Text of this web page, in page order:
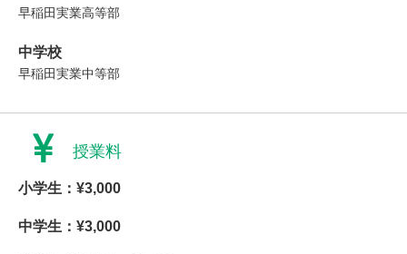
早稲田実業高等部
中学校
早稲田実業中等部
授業料
小学生：¥3,000
中学生：¥3,000